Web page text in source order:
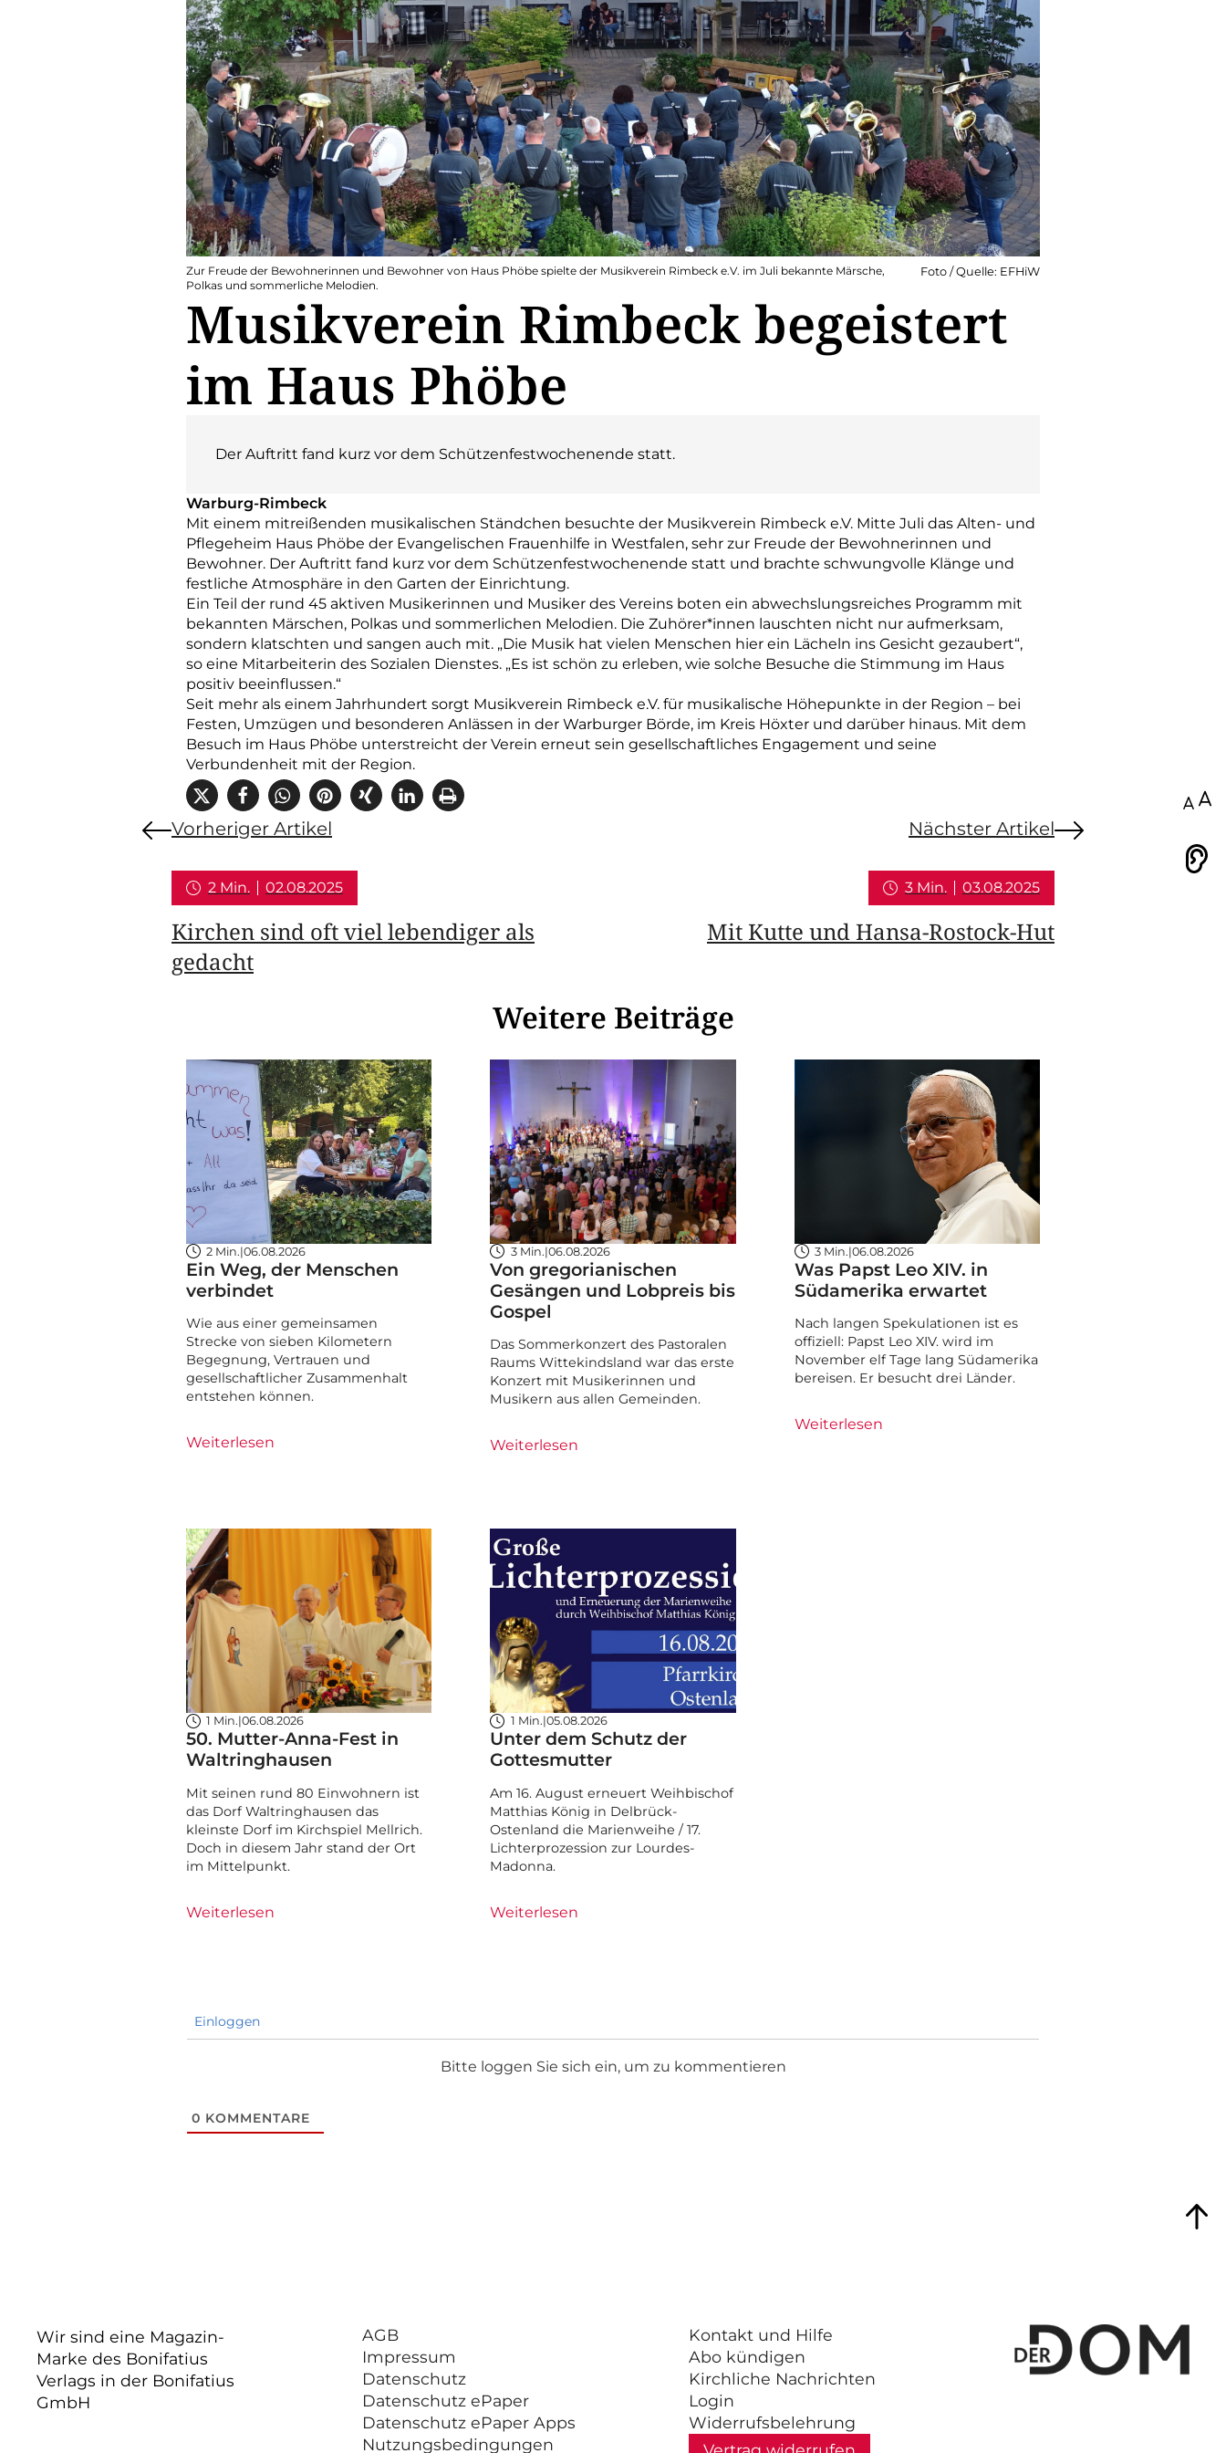
Zur Freude der Bewohnerinnen und Bewohner von Haus Phöbe spielte der Musikverein Rimbeck e.V. im Juli bekannte Märsche,
Polkas und sommerliche Melodien.
Foto / Quelle: EFHiW
Musikverein Rimbeck begeistert
im Haus Phöbe
Der Auftritt fand kurz vor dem Schützenfestwochenende statt.
Warburg-Rimbeck
Mit einem mitreißenden musikalischen Ständchen besuchte der Musikverein Rimbeck e.V. Mitte Juli das Alten- und
Pflegeheim Haus Phöbe der Evangelischen Frauenhilfe in Westfalen, sehr zur Freude der Bewohnerinnen und
Bewohner. Der Auftritt fand kurz vor dem Schützenfestwochenende statt und brachte schwungvolle Klänge und
festliche Atmosphäre in den Garten der Einrichtung.
Ein Teil der rund 45 aktiven Musikerinnen und Musiker des Vereins boten ein abwechslungsreiches Programm mit
bekannten Märschen, Polkas und sommerlichen Melodien. Die Zuhörer*innen lauschten nicht nur aufmerksam,
sondern klatschten und sangen auch mit. „Die Musik hat vielen Menschen hier ein Lächeln ins Gesicht gezaubert“,
so eine Mitarbeiterin des Sozialen Dienstes. „Es ist schön zu erleben, wie solche Besuche die Stimmung im Haus
positiv beeinflussen.“
Seit mehr als einem Jahrhundert sorgt Musikverein Rimbeck e.V. für musikalische Höhepunkte in der Region – bei
Festen, Umzügen und besonderen Anlässen in der Warburger Börde, im Kreis Höxter und darüber hinaus. Mit dem
Besuch im Haus Phöbe unterstreicht der Verein erneut sein gesellschaftliches Engagement und seine
Verbundenheit mit der Region.
Vorheriger Artikel
2 Min. 02.08.2025
Kirchen sind oft viel lebendiger als
gedacht
Nächster Artikel
3 Min. 03.08.2025
Mit Kutte und Hansa-Rostock-Hut
Weitere Beiträge
2 Min.|06.08.2026
Ein Weg, der Menschen
verbindet
Wie aus einer gemeinsamen
Strecke von sieben Kilometern
Begegnung, Vertrauen und
gesellschaftlicher Zusammenhalt
entstehen können.
Weiterlesen
3 Min.|06.08.2026
Von gregorianischen
Gesängen und Lobpreis bis
Gospel
Das Sommerkonzert des Pastoralen
Raums Wittekindsland war das erste
Konzert mit Musikerinnen und
Musikern aus allen Gemeinden.
Weiterlesen
3 Min.|06.08.2026
Was Papst Leo XIV. in
Südamerika erwartet
Nach langen Spekulationen ist es
offiziell: Papst Leo XIV. wird im
November elf Tage lang Südamerika
bereisen. Er besucht drei Länder.
Weiterlesen
1 Min.|06.08.2026
50. Mutter-Anna-Fest in
Waltringhausen
Mit seinen rund 80 Einwohnern ist
das Dorf Waltringhausen das
kleinste Dorf im Kirchspiel Mellrich.
Doch in diesem Jahr stand der Ort
im Mittelpunkt.
Weiterlesen
1 Min.|05.08.2026
Unter dem Schutz der
Gottesmutter
Am 16. August erneuert Weihbischof
Matthias König in Delbrück-
Ostenland die Marienweihe / 17.
Lichterprozession zur Lourdes-
Madonna.
Weiterlesen
Einloggen
Bitte loggen Sie sich ein, um zu kommentieren
0 KOMMENTARE
Wir sind eine Magazin-
Marke des Bonifatius
Verlags in der Bonifatius
GmbH
AGB
Impressum
Datenschutz
Datenschutz ePaper
Datenschutz ePaper Apps
Nutzungsbedingungen
Kontakt und Hilfe
Abo kündigen
Kirchliche Nachrichten
Login
Widerrufsbelehrung